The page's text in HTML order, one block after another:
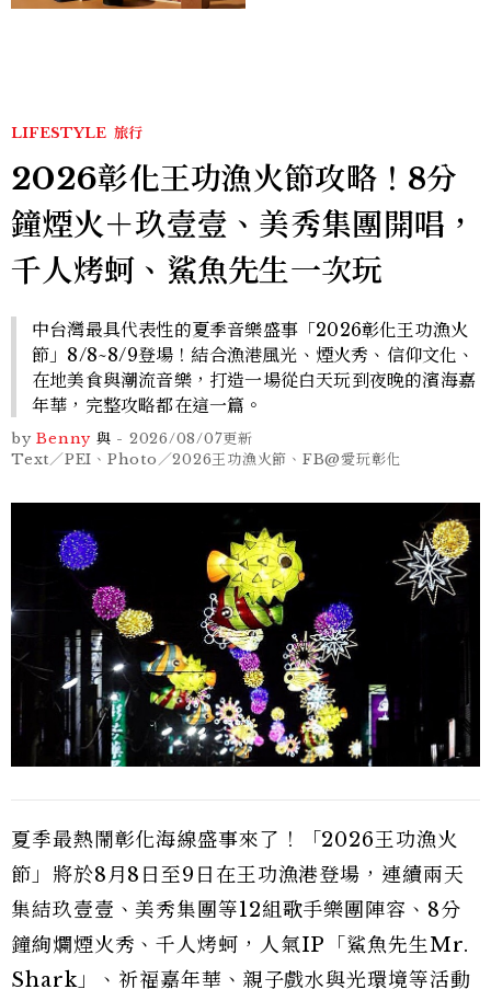
LIFESTYLE 旅行
2026彰化王功漁火節攻略！8分
鐘煙火＋玖壹壹、美秀集團開唱，
千人烤蚵、鯊魚先生一次玩
中台灣最具代表性的夏季音樂盛事「2026彰化王功漁火
節」8/8~8/9登場！結合漁港風光、煙火秀、信仰文化、
在地美食與潮流音樂，打造一場從白天玩到夜晚的濱海嘉
年華，完整攻略都在這一篇。
by Benny 與 - 2026/08/07更新
Text／PEI、Photo／2026王功漁火節、FB@愛玩彰化
夏季最熱鬧彰化海線盛事來了！「2026王功漁火
節」將於8月8日至9日在王功漁港登場，連續兩天
集結玖壹壹、美秀集團等12組歌手樂團陣容、8分
鐘絢爛煙火秀、千人烤蚵，人氣IP「鯊魚先生Mr.
Shark」、祈福嘉年華、親子戲水與光環境等活動